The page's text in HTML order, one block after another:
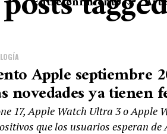
Apple septiembre
novedades ya tienen
17, Apple Watch Ultra 3 o Apple
que los usuarios esperan de